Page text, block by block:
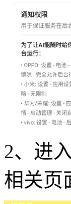
2、进
相关页